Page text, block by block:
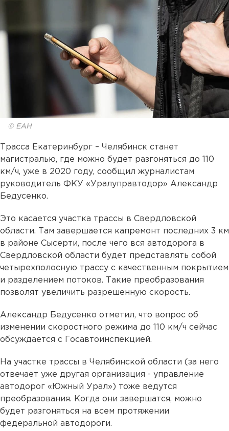
© ЕАН
Трасса Екатеринбург – Челябинск станет
магистралью, где можно будет разгоняться до 110
км/ч, уже в 2020 году, сообщил журналистам
руководитель ФКУ «Уралуправтодор» Александр
Бедусенко.
Это касается участка трассы в Свердловской
области. Там завершается капремонт последних 3 км
в районе Сысерти, после чего вся автодорога в
Свердловской области будет представлять собой
четырехполосную трассу с качественным покрытием
и разделением потоков. Такие преобразования
позволят увеличить разрешенную скорость.
Александр Бедусенко отметил, что вопрос об
изменении скоростного режима до 110 км/ч сейчас
обсуждается с Госавтоинспекцией.
На участке трассы в Челябинской области (за него
отвечает уже другая организация - управление
автодорог «Южный Урал») тоже ведутся
преобразования. Когда они завершатся, можно
будет разгоняться на всем протяжении
федеральной автодороги.